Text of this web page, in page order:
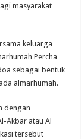
masyarakat
keluarga
Percha
sebagai bentuk
almarhumah.
dengan
Akbar atau Al
tersebut